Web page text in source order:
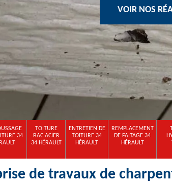
VOIR NOS
34
TOITURE
BAC ACIER
34 HÉRAULT
ENTRETIEN DE
TOITURE 34
HÉRAULT
REMPLACEMENT
DE FAITAGE 34
HÉRAULT
de travaux de